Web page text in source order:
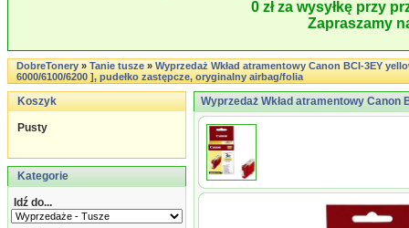
0 zł za wysyłkę przy
Zapraszamy
DobreTonery»Tanie tusze»Wyprzedaż Wkład atramentowy Canon BCI-3EY
6000/6100/6200 ], pudełko zastępcze, oryginalny airbag/folia
Koszyk
Pusty
Kategorie
Idź do...
Wyprzedaż Wkład atramentowy Canon